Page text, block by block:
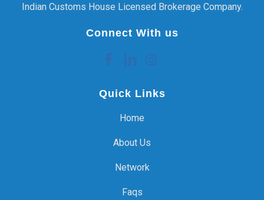
Indian Customs House Licensed Brokerage Company.
Connect With us
Quick Links
Home
About Us
Network
Faqs